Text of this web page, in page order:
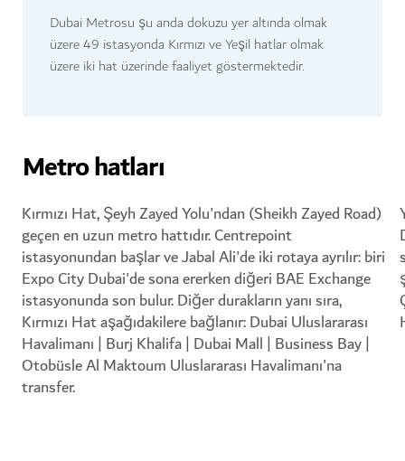
Dubai Metrosu şu anda dokuzu yer altında olmak
üzere 49 istasyonda Kırmızı ve Yeşil hatlar olmak
üzere iki hat üzerinde faaliyet göstermektedir.
Metro hatları
Kırmızı Hat, Şeyh Zayed Yolu'ndan (Sheikh Zayed Road)
geçen en uzun metro hattıdır. Centrepoint
istasyonundan başlar ve Jabal Ali'de iki rotaya ayrılır: biri
Expo City Dubai'de sona ererken diğeri BAE Exchange
istasyonunda son bulur. Diğer durakların yanı sıra,
Kırmızı Hat aşağıdakilere bağlanır: Dubai Uluslararası
Havalimanı | Burj Khalifa | Dubai Mall | Business Bay |
Otobüsle Al Maktoum Uluslararası Havalimanı'na
transfer.